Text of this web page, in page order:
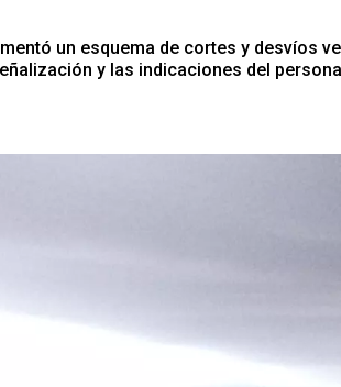
un esquema de cortes y desvíos
y las indicaciones del